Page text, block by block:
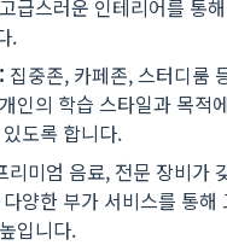
급스러운 인테리어를 통
.
집중존, 카페존, 스터디룸
인의 학습 스타일과 목적
도록 합니다.
리미엄 음료, 전문 장비가
양한 부가 서비스를 통해
입니다.